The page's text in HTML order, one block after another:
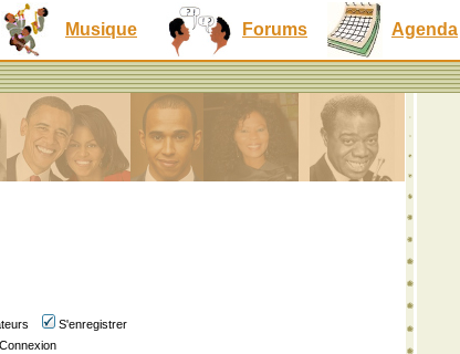
Musique Forums Agenda
S'enregistrer
Connexion